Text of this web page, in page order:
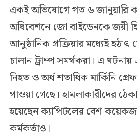
একই অভিযোগে গত ৬ জানুয়ারি
অধিবেশনে জো বাইডেনকে জয়ী
আনুষ্ঠানিক প্রক্রিয়ার মধ্যেই হঠাৎ
চালান ট্রাম্প সমর্থকরা। এ
নিহত ও অর্ধ শতাধিক মার্কিনি
পাওয়া গেছে। হামলাকারীদের
হয়েছেন ক্যাপিটলের বেশ
কর্মকর্তাও।